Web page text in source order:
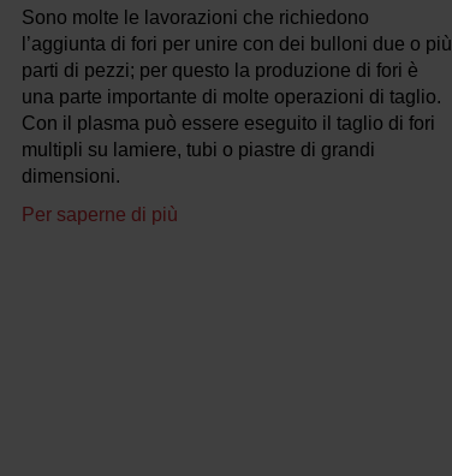
Sono molte le lavorazioni che richiedono
l’aggiunta di fori per unire con dei bulloni due o più
parti di pezzi; per questo la produzione di fori è
una parte importante di molte operazioni di taglio.
Con il plasma può essere eseguito il taglio di fori
multipli su lamiere, tubi o piastre di grandi
dimensioni.
Per saperne di più